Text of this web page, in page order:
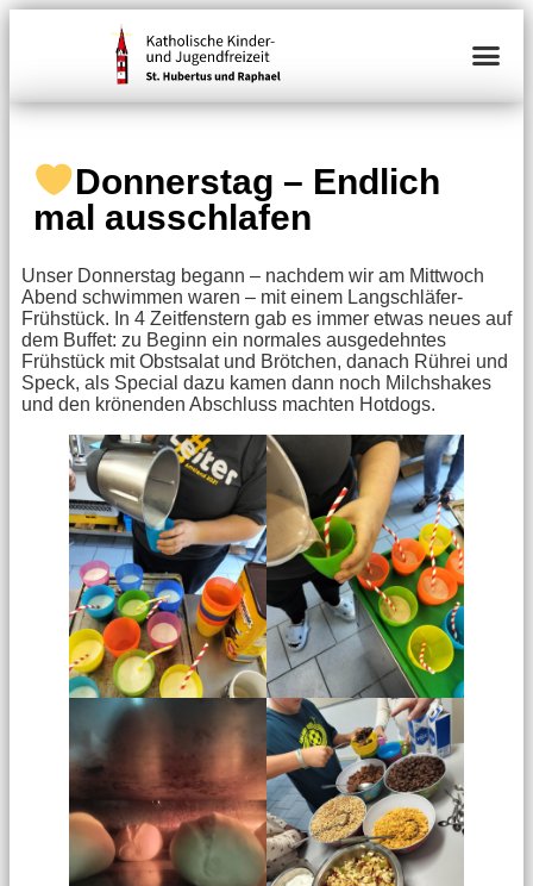
Donnerstag – Endlich
mal ausschlafen
Unser Donnerstag begann – nachdem wir am Mittwoch
Abend schwimmen waren – mit einem Langschläfer-
Frühstück. In 4 Zeitfenstern gab es immer etwas neues auf
dem Buffet: zu Beginn ein normales ausgedehntes
Frühstück mit Obstsalat und Brötchen, danach Rührei und
Speck, als Special dazu kamen dann noch Milchshakes
und den krönenden Abschluss machten Hotdogs.